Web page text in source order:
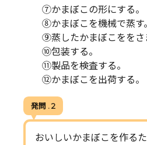
⑦かまぼこの形にする。
⑧かまぼこを機械で蒸す。
⑨蒸したかまぼこををさ
⑩包装する。
⑪製品を検査する。
⑫かまぼこを出荷する。
発問 . 2
おいしいかまぼこを作る